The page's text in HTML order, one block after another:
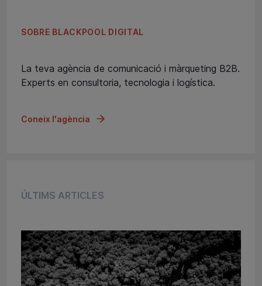
SOBRE BLACKPOOL DIGITAL
La teva agència de comunicació i màrqueting B2B.
Experts en consultoria, tecnologia i logística.
Coneix l'agència
ÚLTIMS ARTICLES